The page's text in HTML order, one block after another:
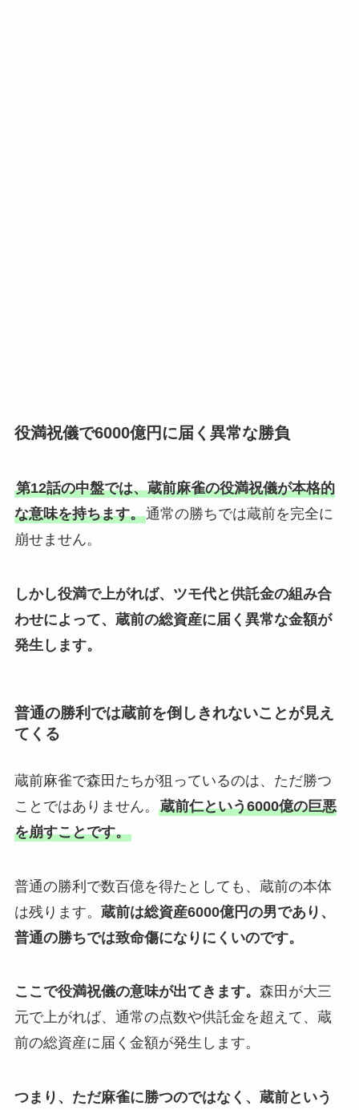
役満祝儀で6000億円に届く異常な勝負
第12話の中盤では、蔵前麻雀の役満祝儀が本格的
な意味を持ちます。通常の勝ちでは蔵前を完全に
崩せません。
しかし役満で上がれば、ツモ代と供託金の組み合
わせによって、蔵前の総資産に届く異常な金額が
発生します。
普通の勝利では蔵前を倒しきれないことが見え
てくる
蔵前麻雀で森田たちが狙っているのは、ただ勝つ
ことではありません。 蔵前仁という6000億の巨悪
を崩すことです。
普通の勝利で数百億を得たとしても、蔵前の本体
は残ります。 蔵前は総資産6000億円の男であり、
普通の勝ちでは致命傷になりにくいのです。
ここで役満祝儀の意味が出てきます。 森田が大三
元で上がれば、通常の点数や供託金を超えて、蔵
前の総資産に届く金額が発生します。
つまり、ただ麻雀に勝つのではなく、蔵前という